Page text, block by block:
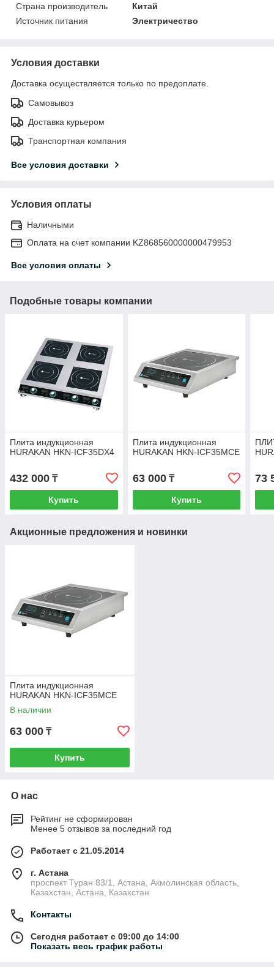
Страна производитель
Китай
Источник питания
Электричество
Условия доставки
Доставка осуществляется только по предоплате.
Самовывоз
Доставка курьером
Транспортная компания
Все условия доставки
Условия оплаты
Наличными
Оплата на счет компании KZ868560000000479953
Все условия оплаты
Подобные товары компании
Плита индукционная
HURAKAN HKN-ICF35DX4
432 000 ₸
Купить
Плита индукционная
HURAKAN HKN-ICF35MCE
63 000₸
Купить
73
Акционные предложения и новинки
Плита индукционная
HURAKAN HKN-ICF35MCE
В наличии
63 000 ₸
Купить
О нас
Рейтинг не сформирован
Менее 5 отзывов за последний год
Работает с 21.05.2014
г. Астана
проспект Туран 83/1, Астана, Акмолинская область,
Казахстан, Астана, Казахстан
Контакты
Сегодня работает с 09:00 до 14:00
Показать весь график работы